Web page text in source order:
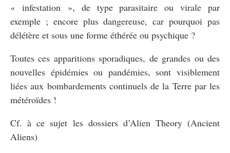
« infestation », de type parasitaire ou virale par
exemple ; encore plus dangereuse, car pourquoi pas
délétère et sous une forme éthérée ou psychique ?
Toutes ces apparitions sporadiques, de grandes ou des
nouvelles épidémies ou pandémies, sont visiblement
liées aux bombardements continuels de la Terre par les
météroïdes !
Cf. à ce sujet les dossiers d’Alien Theory (Ancient
Aliens)